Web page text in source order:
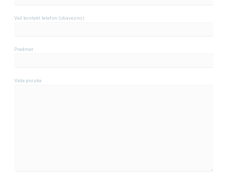
Vaš kontakt telefon (obavezno)
Predmet
Vaša poruka